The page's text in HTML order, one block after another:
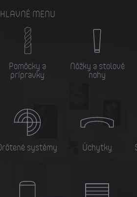
HLAVNÉ MENU
Pomôcky a
prípravky
systémy
Nôžky a stolové
nohy
Úchytky